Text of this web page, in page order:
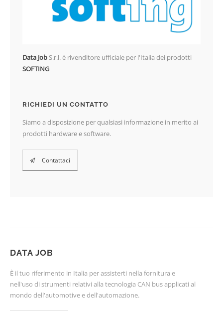
Data JobS.r.l. è rivenditore ufficiale per l'Italia dei prodotti
SOFTING
RICHIEDI UN CONTATTO
Siamo a disposizione per qualsiasi informazione in merito ai
prodotti hardware e software.
Contattaci
DATA JOB
È il tuo riferimento in Italia per assisterti nella fornitura e
nell'uso di strumenti relativi alla tecnologia CAN bus applicati al
mondo dell'automotive e dell'automazione.